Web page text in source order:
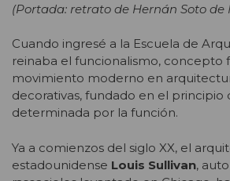
(Portada: retrato de Hernán Soto de
Cuando ingresé a la Escuela de
reinaba el funcionalismo, concepto
movimiento moderno en
decorativas, fundado en el principio
determinada por la función.
Ya a comienzos del siglo XX, el
estadounidense Louis Sullivan,